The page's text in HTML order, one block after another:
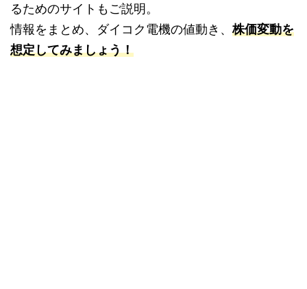
るためのサイトもご説明。
情報をまとめ、ダイコク電機の値動き、株価変動を
想定してみましょう！